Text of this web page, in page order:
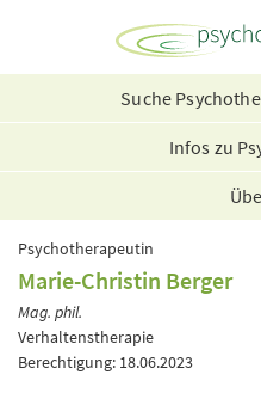
Suche
Infos zu
Psychotherapeutin
Marie-Christin Berger
Mag. phil.
Verhaltenstherapie
Berechtigung: 18.06.2023